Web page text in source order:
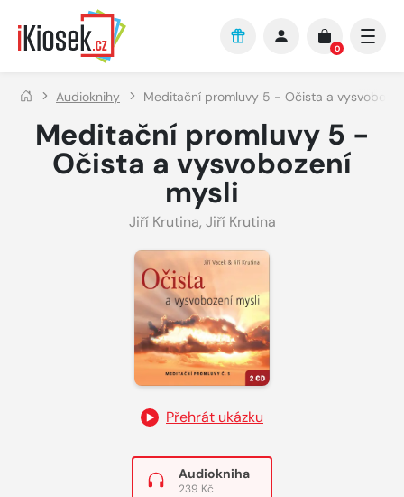
Přejít na hlavní obsah
0
Audioknihy Meditační promluvy 5 - Očista a
Meditační promluvy 5 -
Očista a vysvobození
mysli
Jiří Krutina, Jiří Krutina
Přehrát ukázku
Audiokniha
239 Kč